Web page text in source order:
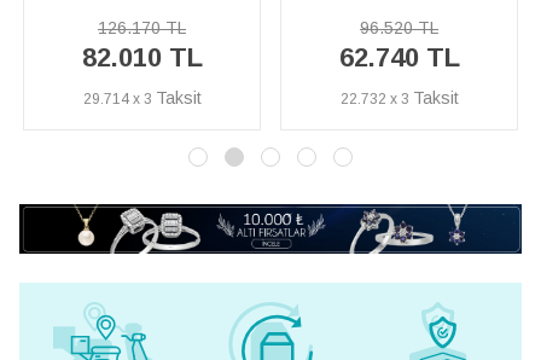
96.520 TL
62.740 TL
22.732 x 3
88.870 TL
57.770 TL
20.931 x 3